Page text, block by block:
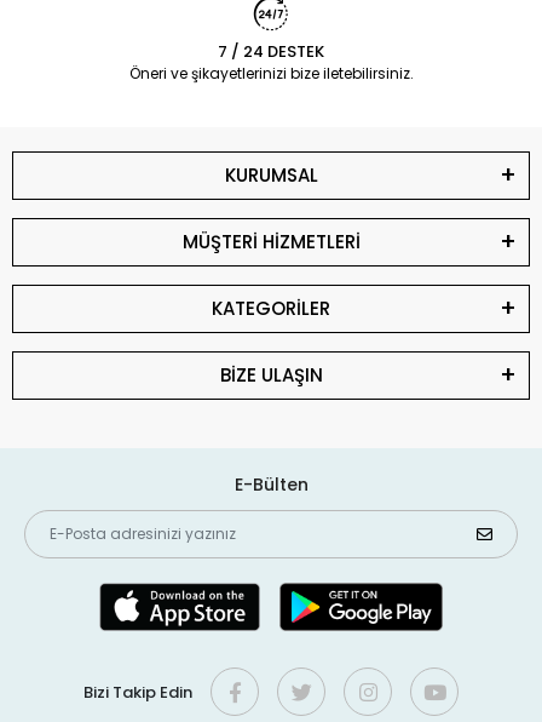
7 / 24 DESTEK
Öneri ve şikayetlerinizi bize iletebilirsiniz.
KURUMSAL
MÜŞTERİ HİZMETLERİ
KATEGORİLER
BİZE ULAŞIN
E-Bülten
Bizi Takip Edin